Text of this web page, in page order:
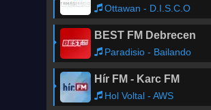
Ottawan - D.I.S.C.O
BEST FM Debrecen
Paradisio - Bailando
Hír FM - Karc FM
Hol Voltal - AWS